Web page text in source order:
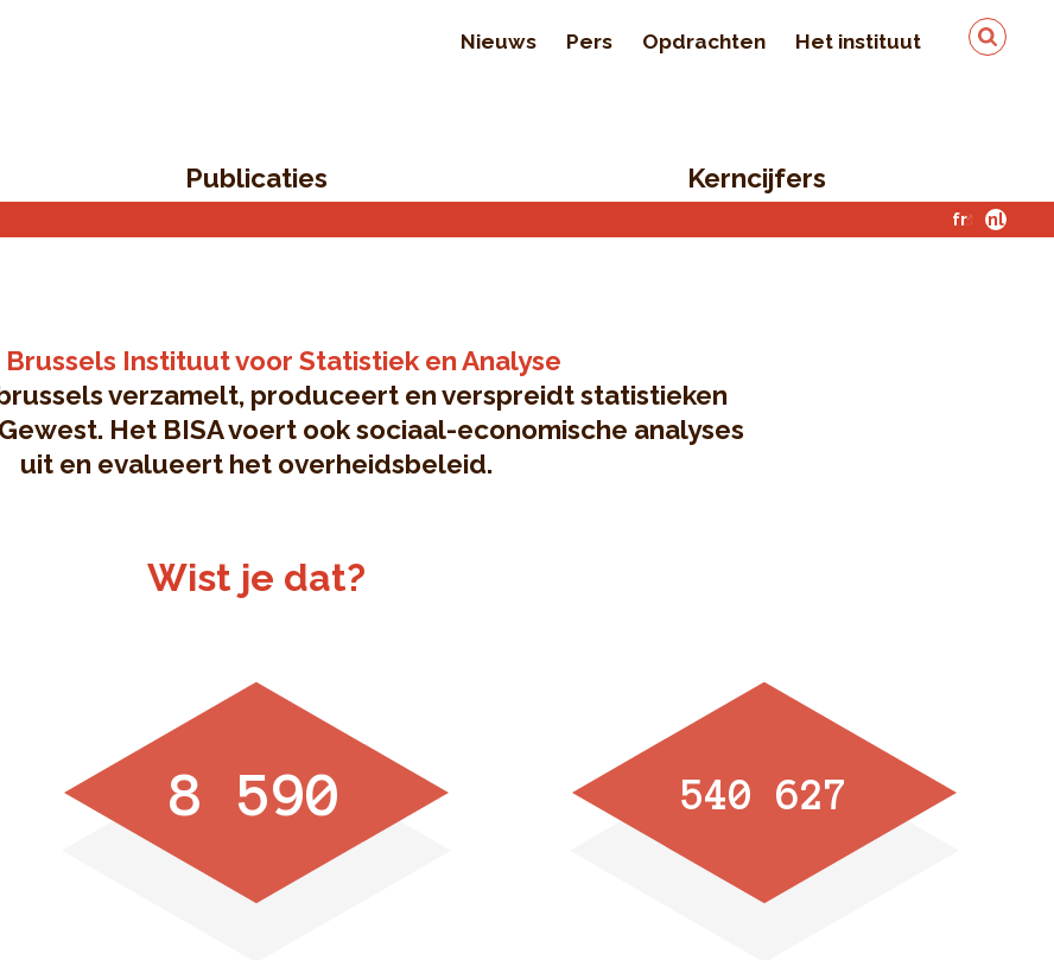
Nieuws Pers Opdrachten Het instituut
Kwaliteit en veiligheid
Publicaties Kerncijfers
fr nl
Brussels Instituut voor Statistiek en Analyse
verzamelt, produceert en verspreidt statistieken
Het BISA voert ook sociaal-economische analyses
uit en evalueert het overheidsbeleid.
Wist je dat?
8 590 540 627